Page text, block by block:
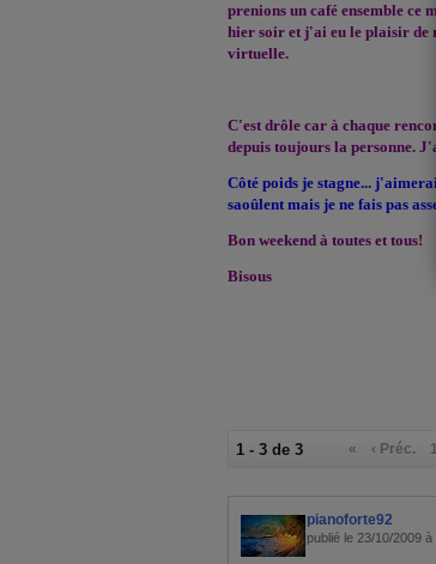
prenions un café ensemble ce
hier soir et j'ai eu le plaisir de
virtuelle.
C'est drôle car à chaque
depuis toujours la personne.
Côté poids je stagne...
saoûlent mais je ne fais pas
Bon weekend à toutes et tous!
Bisous
1 - 3 de 3 « ‹ Préc. 1
pianoforte92
publié le 23/10/2009 à